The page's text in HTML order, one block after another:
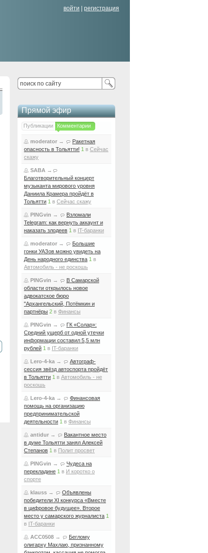
войти регистрация
Прямой эфир
Публикации Комментарии
moderator →
Ракетная
опасность в Тольятти! 1 в Сейчас
скажу
SABA →
Благотворительный концерт
музыканта мирового уровня
Даниила Крамера пройдёт в
Тольятти 1 в Сейчас скажу
PINGvin →
Взломали
Telegram: как вернуть аккаунт и
наказать злодеев 1 в IT-баранки
moderator →
Большие
гонки УАЗов можно увидеть на
День народного единства 1 в
Автомобиль - не роскошь
PINGvin →
В Самарской
области открылось новое
адвокатское бюро
"Архангельский, Потёмкин и
партнёры 2 в Финансы
PINGvin →
ГК «Солар»:
Средний ущерб от одной утечки
информации составил 5,5 млн
рублей 1 в IT-баранки
Lero-4-ka →
Автограф-
сессия звёзд автоспорта пройдёт
в Тольятти 1 в Автомобиль - не
роскошь
Lero-4-ka →
Финансовая
помощь на организацию
предпринимательской
деятельности 1 в Финансы
antidur →
Вакантное место
в думе Тольятти занял Алексей
Степанов 1 в Полит просвет
PINGvin →
Чудеса на
перекладине 1 в И коротко о
спорте
klauss →
Объявлены
победители XI конкурса «Вместе
в цифровое будущее». Второе
место у самарского журналиста 1
в IT-баранки
ACC0508 →
Беглому
олигарху Махлаю, признанному